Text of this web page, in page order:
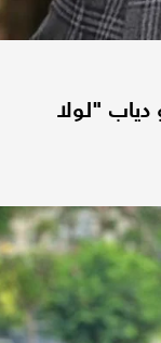
"لولا